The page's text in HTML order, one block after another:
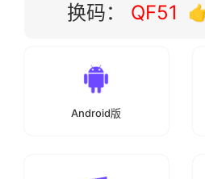
换码： QF51
Android版